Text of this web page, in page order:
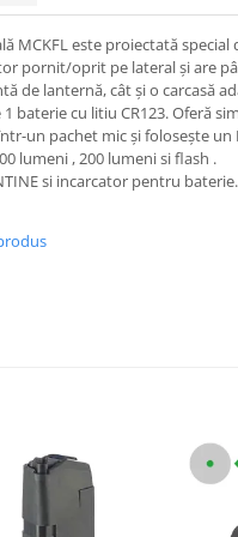
MCKFL este proiectată
pornit/oprit pe lateral și are
de lanternă, cât și o carcasă
baterie cu litiu CR123. Oferă
un pachet mic și folosește un
lumeni , 200 lumeni si flash .
si incarcator pentru baterie.